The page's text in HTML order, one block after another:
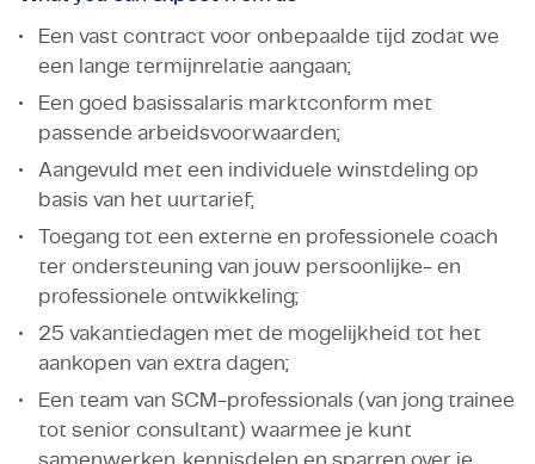
Een vast contract voor onbepaalde tijd zodat we
een lange termijnrelatie aangaan;
Een goed basissalaris marktconform met
passende arbeidsvoorwaarden;
Aangevuld met een individuele winstdeling op
basis van het uurtarief;
Toegang tot een externe en professionele coach
ter ondersteuning van jouw persoonlijke- en
professionele ontwikkeling;
25 vakantiedagen met de mogelijkheid tot het
aankopen van extra dagen;
Een team van SCM-professionals (van jong trainee
tot senior consultant) waarmee je kunt
samenwerken, kennisdelen en sparren over je